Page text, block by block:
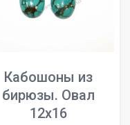
Кабошоны из
бирюзы. Овал
12x16